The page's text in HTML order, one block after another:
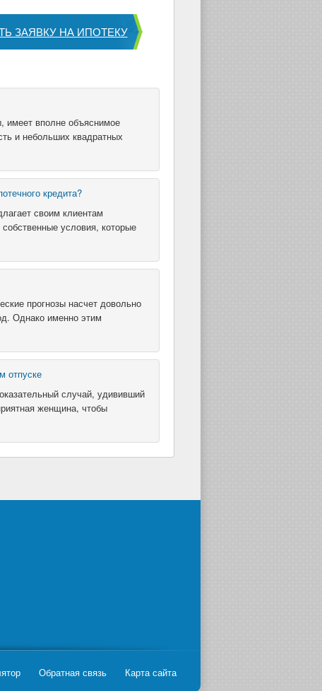
ЗАЯВКУ НА ИПОТЕКУ
имеет вполне объяснимое
и небольших квадратных
кредита?
своим клиентам
условия, которые
прогнозы насчет довольно
Однако именно этим
отпуске
случай, удививший
женщина, чтобы
Обратная связь Карта сайта